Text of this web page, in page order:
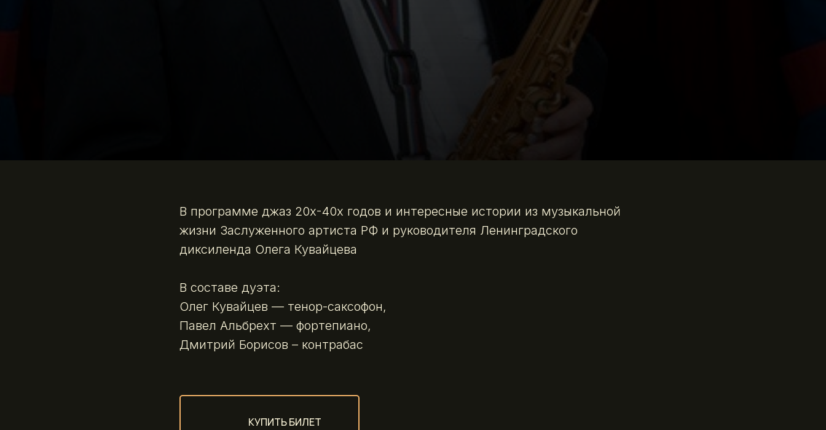
В программе джаз 20х-40х годов и интересные истории из музыкальной
жизни Заслуженного артиста РФ и руководителя Ленинградского
диксиленда Олега Кувайцева
В составе дуэта:
Олег Кувайцев — тенор-саксофон,
Павел Альбрехт — фортепиано,
Дмитрий Борисов – контрабас
КУПИТЬ БИЛЕТ